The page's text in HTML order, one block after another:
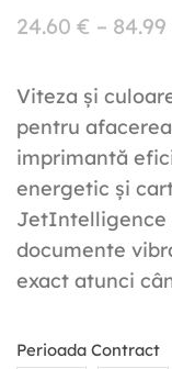
24.60 € – 84.99
Viteza și
pentru
imprimantă
energetic și
JetIntelligence
documente
exact atunci
Perioada Contract